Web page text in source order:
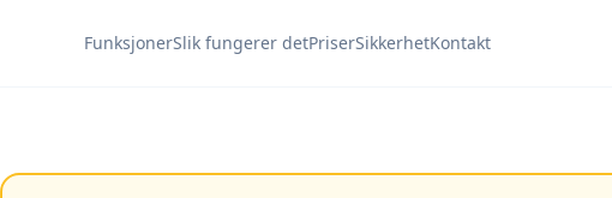
FunksjonerSlik fungerer detPriserSikkerhetKontakt